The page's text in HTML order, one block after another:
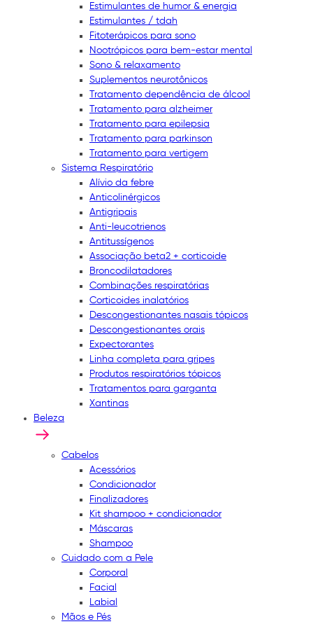
Estimulantes de humor & energia
Estimulantes / tdah
Fitoterápicos para sono
Nootrópicos para bem-estar mental
Sono & relaxamento
Suplementos neurotônicos
Tratamento dependência de álcool
Tratamento para alzheimer
Tratamento para epilepsia
Tratamento para parkinson
Tratamento para vertigem
Sistema Respiratório
Alívio da febre
Anticolinérgicos
Antigripais
Anti-leucotrienos
Antitussígenos
Associação beta2 + corticoide
Broncodilatadores
Combinações respiratórias
Corticoides inalatórios
Descongestionantes nasais tópicos
Descongestionantes orais
Expectorantes
Linha completa para gripes
Produtos respiratórios tópicos
Tratamentos para garganta
Xantinas
Beleza
Cabelos
Acessórios
Condicionador
Finalizadores
Kit shampoo + condicionador
Máscaras
Shampoo
Cuidado com a Pele
Corporal
Facial
Labial
Mãos e Pés